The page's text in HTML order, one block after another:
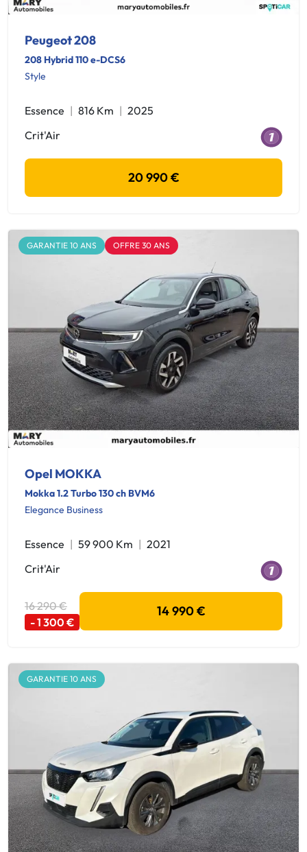
Peugeot 208
208 Hybrid 110 e-DCS6
Style
Essence 816 Km
2025
Crit'Air
20 990 €
GARANTIE 10 ANS OFFRE 30 ANS
Opel MOKKA
Mokka 1.2 Turbo 130 ch BVM6
Elegance Business
Essence 59 900 Km
2021
Crit'Air
16 290 €
- 1 300 €
14 990 €
GARANTIE 10 ANS